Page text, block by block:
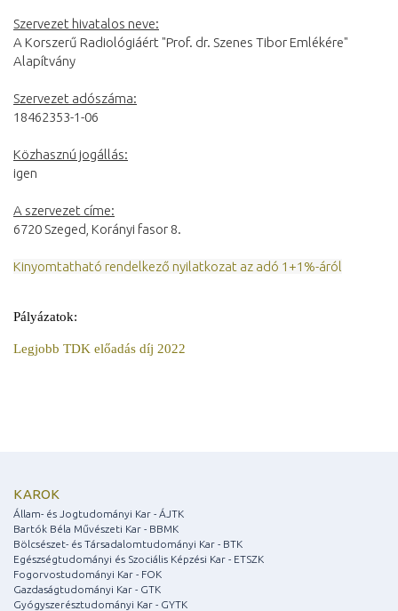
Szervezet hivatalos neve:
A Korszerű Radiológiáért "Prof. dr. Szenes Tibor Emlékére"
Alapítvány
Szervezet adószáma:
18462353-1-06
Közhasznú jogállás:
igen
A szervezet címe:
6720 Szeged, Korányi fasor 8.
Kinyomtatható rendelkező nyilatkozat az adó 1+1%-áról
Pályázatok:
Legjobb TDK előadás díj 2022
KAROK
Állam- és Jogtudományi Kar - ÁJTK
Bartók Béla Művészeti Kar - BBMK
Bölcsészet- és Társadalomtudományi Kar - BTK
Egészségtudományi és Szociális Képzési Kar - ETSZK
Fogorvostudományi Kar - FOK
Gazdaságtudományi Kar - GTK
Gyógyszerésztudományi Kar - GYTK